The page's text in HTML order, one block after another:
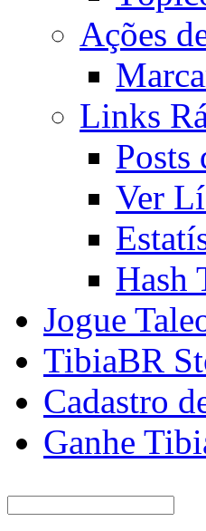
Ações
Links
Posts
Ver
Hash
Jogue
TibiaBR
Cadastro
Ganhe